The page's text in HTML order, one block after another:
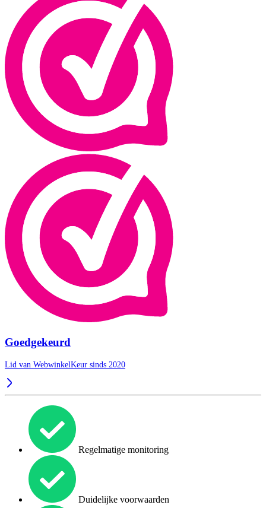
Goedgekeurd
Lid van WebwinkelKeur sinds 2020
Regelmatige monitoring
Duidelijke voorwaarden